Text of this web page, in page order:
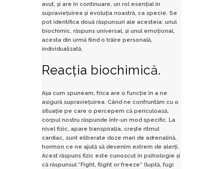
avut, și are în continuare, un rol esențial în
supraviețuirea și evoluția noastră, ca specie. Se
pot identifica două răspunsuri ale acesteia: unul
biochimic, răspuns universal, și unul emoțional,
acesta din urmă fiind o trăire personală,
individualizată.
Reacția biochimică.
Așa cum spuneam, frica are o funcție în a ne
asigură supraviețuirea. Când ne confruntăm cu o
situație pe care o percepem că periculoasă,
corpul nostru răspunde într-un mod specific. La
nivel fizic, apare transpirația, crește ritmul
cardiac, sunt eliberate doze mari de adrenalină,
hormon ce ne ajută să devenim extrem de alerți.
Acest răspuns fizic este cunoscut în psihologie și
că răspunsul “Fight, flight or freeze” (luptă, fugi